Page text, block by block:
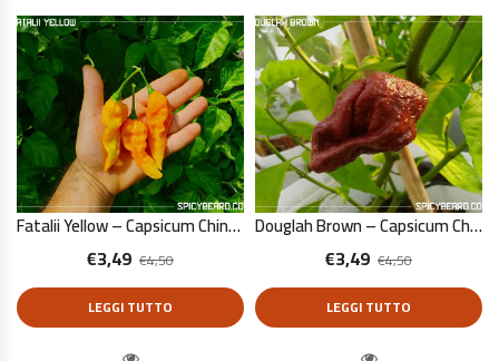
Fatalii Yellow – Capsicum Chinense – 10 Semi Puri
€4,50
€3,49
LEGGI TUTTO
Douglah Brown – Capsicum Chinense – 10 Semi Puri
€4,50
€3,49
LEGGI TUTTO